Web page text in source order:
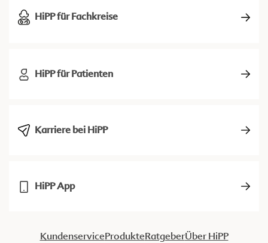
HiPP für Fachkreise
HiPP für Patienten
Karriere bei HiPP
HiPP App
KundenserviceProdukteRatgeberÜber HiPP